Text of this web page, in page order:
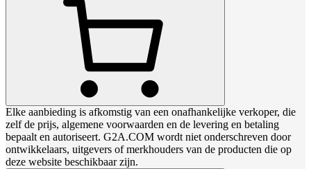
Elke aanbieding is afkomstig van een onafhankelijke verkoper, die
zelf de prijs, algemene voorwaarden en de levering en betaling
bepaalt en autoriseert. G2A.COM wordt niet onderschreven door
ontwikkelaars, uitgevers of merkhouders van de producten die op
deze website beschikbaar zijn.